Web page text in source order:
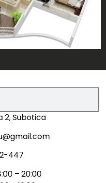
2, Subotica
447
– 20:00